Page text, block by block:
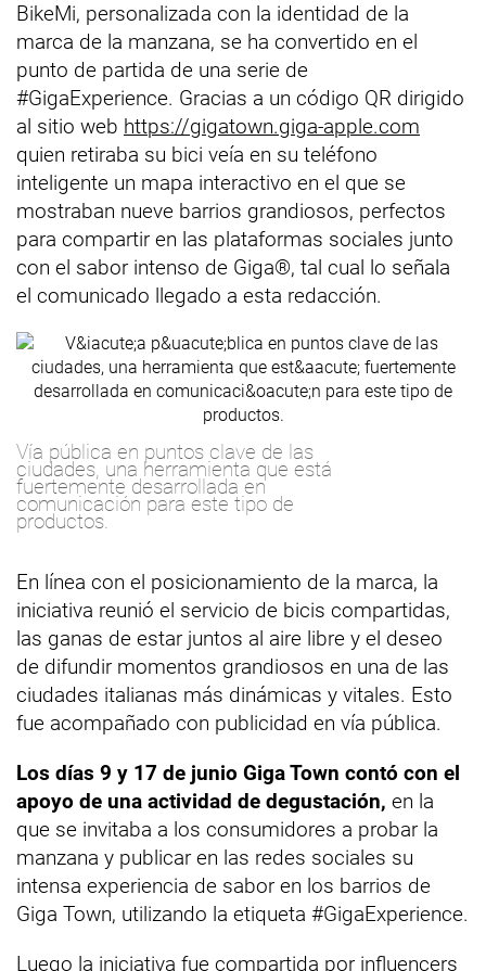
BikeMi, personalizada con la identidad de la
marca de la manzana, se ha convertido en el
punto de partida de una serie de
#GigaExperience. Gracias a un código QR dirigido
al sitio web https://gigatown.giga-apple.com
quien retiraba su bici veía en su teléfono
inteligente un mapa interactivo en el que se
mostraban nueve barrios grandiosos, perfectos
para compartir en las plataformas sociales junto
con el sabor intenso de Giga®, tal cual lo señala
el comunicado llegado a esta redacción.
Vía pública en puntos clave de las
ciudades, una herramienta que está
fuertemente desarrollada en
comunicación para este tipo de
productos.
En línea con el posicionamiento de la marca, la
iniciativa reunió el servicio de bicis compartidas,
las ganas de estar juntos al aire libre y el deseo
de difundir momentos grandiosos en una de las
ciudades italianas más dinámicas y vitales. Esto
fue acompañado con publicidad en vía pública.
Los días 9 y 17 de junio Giga Town contó con el
apoyo de una actividad de degustación, en la
que se invitaba a los consumidores a probar la
manzana y publicar en las redes sociales su
intensa experiencia de sabor en los barrios de
Giga Town, utilizando la etiqueta #GigaExperience.
Luego la iniciativa fue compartida por influencers